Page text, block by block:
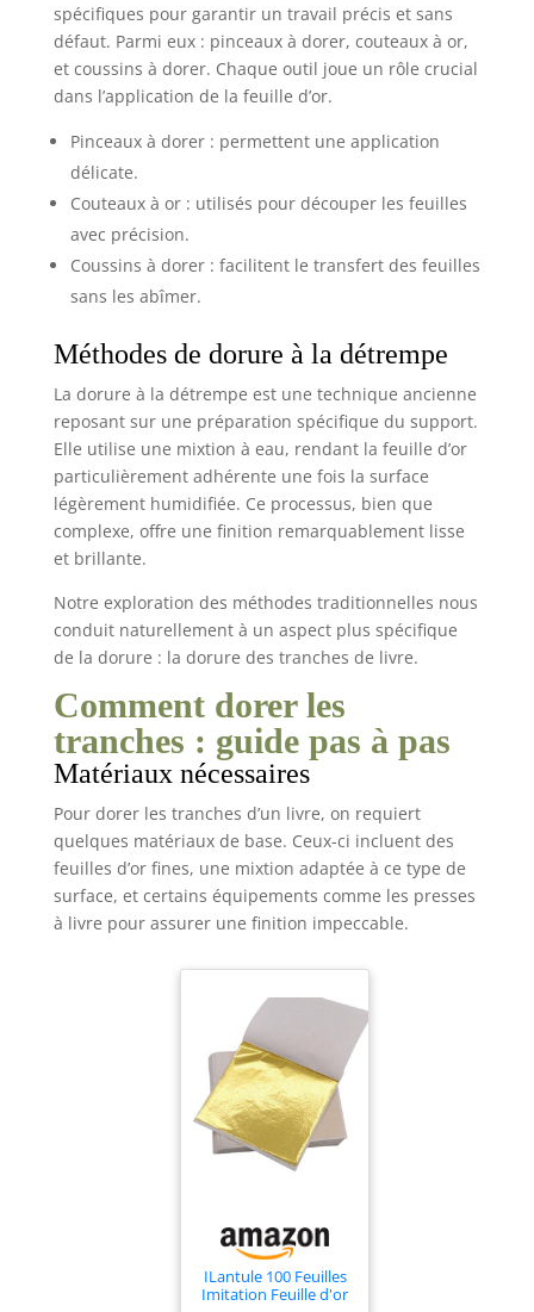
spécifiques pour garantir un travail précis et sans
défaut. Parmi eux : pinceaux à dorer, couteaux à or,
et coussins à dorer. Chaque outil joue un rôle crucial
dans l’application de la feuille d’or.
Pinceaux à dorer : permettent une application
délicate.
Couteaux à or : utilisés pour découper les feuilles
avec précision.
Coussins à dorer : facilitent le transfert des feuilles
sans les abîmer.
Méthodes de dorure à la détrempe
La dorure à la détrempe est une technique ancienne
reposant sur une préparation spécifique du support.
Elle utilise une mixtion à eau, rendant la feuille d’or
particulièrement adhérente une fois la surface
légèrement humidifiée. Ce processus, bien que
complexe, offre une finition remarquablement lisse
et brillante.
Notre exploration des méthodes traditionnelles nous
conduit naturellement à un aspect plus spécifique
de la dorure : la dorure des tranches de livre.
Comment dorer les
tranches : guide pas à pas
Matériaux nécessaires
Pour dorer les tranches d’un livre, on requiert
quelques matériaux de base. Ceux-ci incluent des
feuilles d’or fines, une mixtion adaptée à ce type de
surface, et certains équipements comme les presses
à livre pour assurer une finition impeccable.
ILantule 100 Feuilles
Imitation Feuille d'or